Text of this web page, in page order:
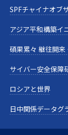
SPFチャイナオブ
アジア平和構築イ
碩果累々 継往開
サイバー安全保障
ロシアと世界
日中関係データグ